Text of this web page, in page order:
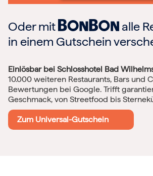
Oder mit
alle
in einem Gutschein
Einlösbar bei Schlosshotel Bad
10.000 weiteren Restaurants, Bars und
Bewertungen bei Google. Trifft
Geschmack, von Streetfood bis
Zum Universal-Gutschein